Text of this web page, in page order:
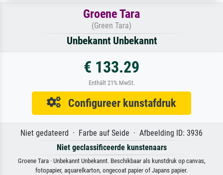
Groene Tara
(Green Tara)
Unbekannt Unbekannt
€ 133.29
Enthält 21% MwSt.
Configureer kunstafdruk
Niet gedateerd · Farbe auf Seide · Afbeelding ID: 3936
Niet geclassificeerde kunstenaars
Groene Tara · Unbekannt Unbekannt. Beschikbaar als kunstdruk op canvas,
fotopapier, aquarelkarton, ongecoat papier of Japans papier.